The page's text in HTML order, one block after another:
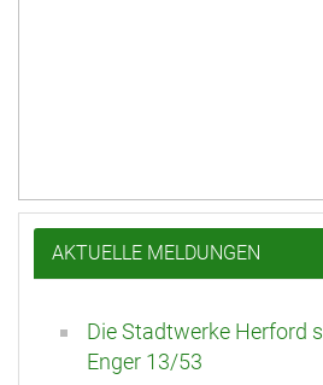
AKTUELLE MELDUNGEN
Die Stadtwerke Herford
Enger 13/53